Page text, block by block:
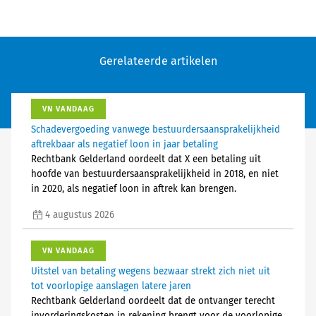
Gerelateerde artikelen
VN VANDAAG
Schadevergoeding vanwege bestuurdersaansprakelijkheid
aftrekbaar als negatief loon in jaar betaling
Rechtbank Gelderland oordeelt dat X een betaling uit
hoofde van bestuurdersaansprakelijkheid in 2018, en niet
in 2020, als negatief loon in aftrek kan brengen.
4 augustus 2026
VN VANDAAG
Uitstel van betaling wegens bezwaar strekt zich niet uit
tot voorlopige aanslagen latere jaren
Rechtbank Gelderland oordeelt dat de ontvanger terecht